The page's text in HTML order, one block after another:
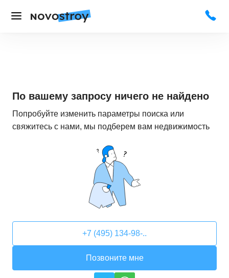
По вашему запросу ничего не найдено
Попробуйте изменить параметры поиска или
свяжитесь с нами, мы подберем вам недвижимость
+7 (495) 134-98-..
Позвоните мне